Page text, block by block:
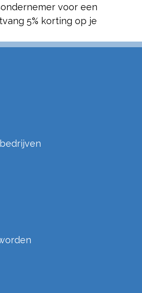
voor een
5% korting op je